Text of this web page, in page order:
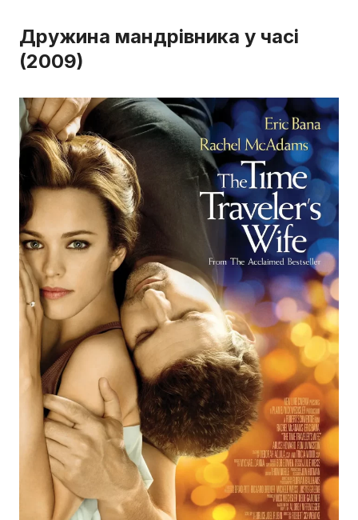
Дружина мандрівника у часі
(2009)